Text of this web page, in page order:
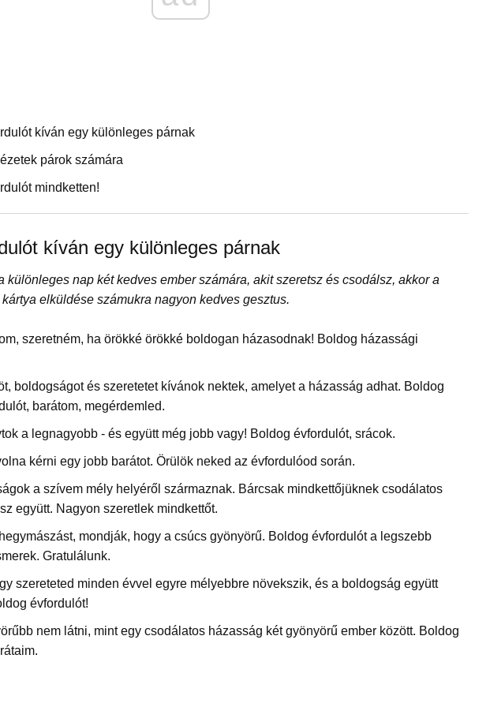
kíván egy különleges párnak
párok számára
mindketten!
kíván egy különleges párnak
különleges nap két kedves ember számára, akit szeretsz és csodálsz, akkor a
elküldése számukra nagyon kedves gesztus.
szeretném, ha örökké örökké boldogan házasodnak! Boldog házassági
boldogságot és szeretetet kívánok nektek, amelyet a házasság adhat. Boldog
barátom, megérdemled.
a legnagyobb - és együtt még jobb vagy! Boldog évfordulót, srácok.
kérni egy jobb barátot. Örülök neked az évfordulóod során.
a szívem mély helyéről származnak. Bárcsak mindkettőjüknek csodálatos
együtt. Nagyon szeretlek mindkettőt.
mondják, hogy a csúcs gyönyörű. Boldog évfordulót a legszebb
Gratulálunk.
szereteted minden évvel egyre mélyebbre növekszik, és a boldogság együtt
évfordulót!
nem látni, mint egy csodálatos házasság két gyönyörű ember között. Boldog